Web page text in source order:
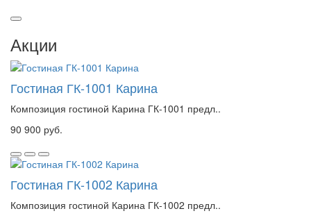
Акции
Гостиная ГК-1001 Карина
Композиция гостиной Карина ГК-1001 предл..
90 900 руб.
Гостиная ГК-1002 Карина
Композиция гостиной Карина ГК-1002 предл..